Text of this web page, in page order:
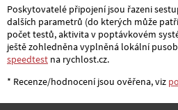
Poskytovatelé připojení jsou řazeni
dalších parametrů (do kterých může
počet testů, aktivita v poptávkovém
ještě zohledněna vyplněná lokální
speedtest na rychlost.cz.
* Recenze/hodnocení jsou ověřena, viz